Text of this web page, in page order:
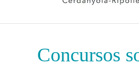
Concursos